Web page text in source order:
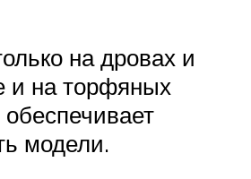
на дровах и
и на торфяных
обеспечивает
модели.